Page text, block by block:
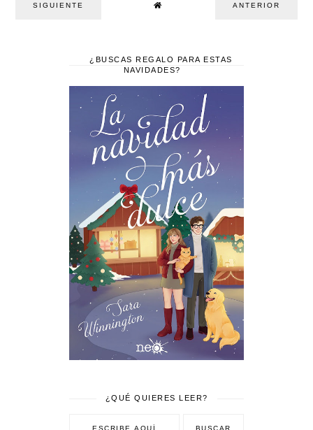
SIGUIENTE ANTERIOR
¿BUSCAS REGALO PARA ESTAS
NAVIDADES?
¿QUÉ QUIERES LEER?